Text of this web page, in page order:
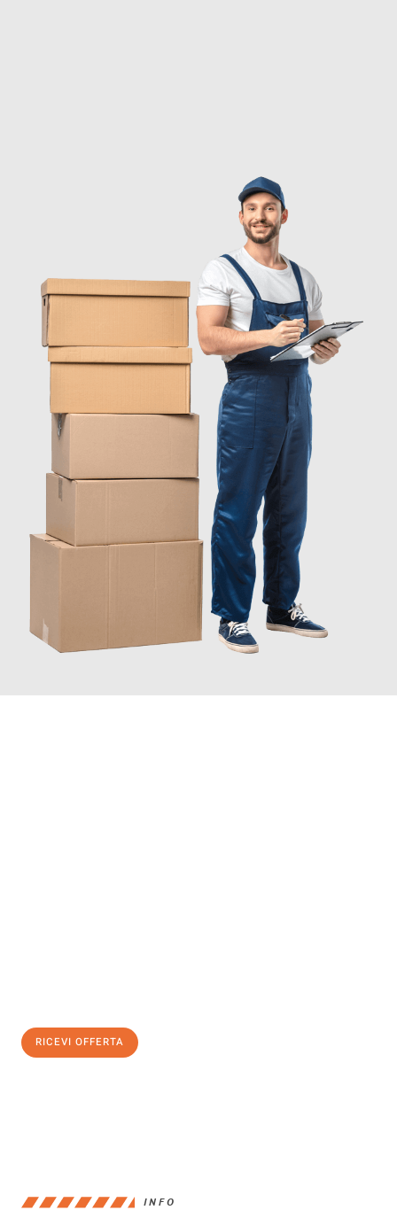
RICEVI OFFERTA
INFO